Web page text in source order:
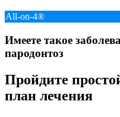
All-on-4®
Имеете такое
пародонтоз
Пройдите
план лечения